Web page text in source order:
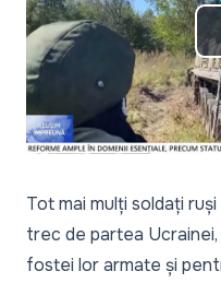
Tot mai mulți soldați
trec de partea
fostei lor armate și